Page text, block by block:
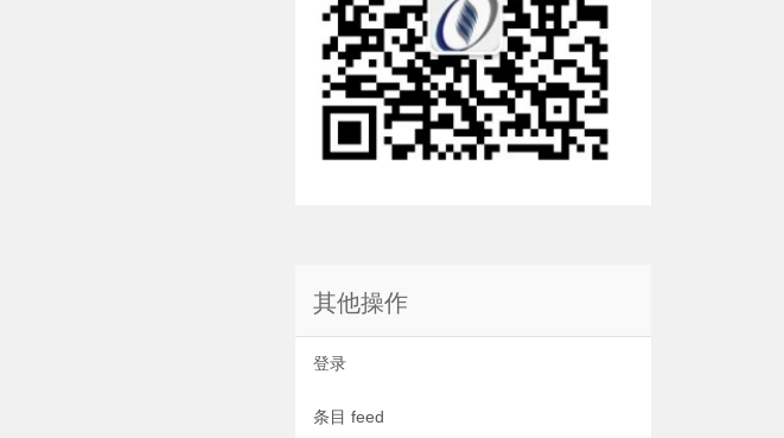
其他操作
登录
条目 feed